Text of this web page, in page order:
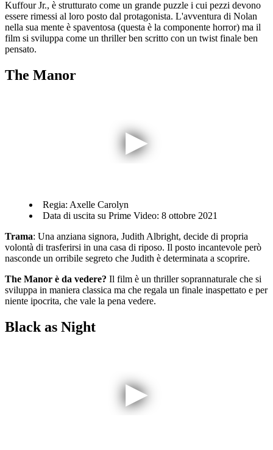
Kuffour Jr., è strutturato come un grande puzzle i cui pezzi devono
essere rimessi al loro posto dal protagonista. L'avventura di Nolan
nella sua mente è spaventosa (questa è la componente horror) ma il
film si sviluppa come un thriller ben scritto con un twist finale ben
pensato.
The Manor
Regia: Axelle Carolyn
Data di uscita su Prime Video: 8 ottobre 2021
Trama: Una anziana signora, Judith Albright, decide di propria
volontà di trasferirsi in una casa di riposo. Il posto incantevole però
nasconde un orribile segreto che Judith è determinata a scoprire.
The Manor è da vedere? Il film è un thriller soprannaturale che si
sviluppa in maniera classica ma che regala un finale inaspettato e per
niente ipocrita, che vale la pena vedere.
Black as Night